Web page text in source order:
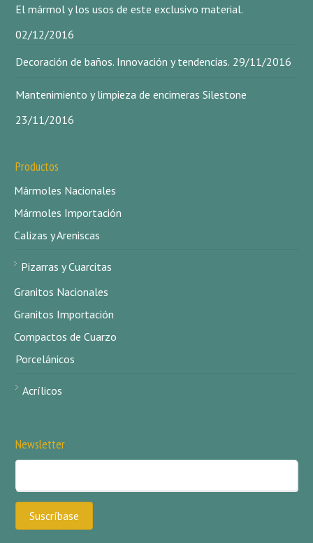
El mármol y los usos de este exclusivo material.
02/12/2016
Decoración de baños. Innovación y tendencias. 29/11/2016
Mantenimiento y limpieza de encimeras Silestone
23/11/2016
Productos
Mármoles Nacionales
Mármoles Importación
Calizas y Areniscas
Pizarras y Cuarcitas
Granitos Nacionales
Granitos Importación
Compactos de Cuarzo
Porcelánicos
Acrílicos
Newsletter